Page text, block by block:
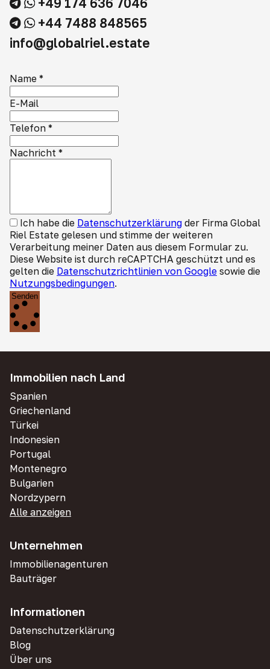
+44 7488 848565
info@globalriel.estate
Name *
E-Mail
Telefon *
Nachricht *
Ich habe die Datenschutzerklärung der Firma Global
Riel Estate gelesen und stimme der weiteren
Verarbeitung meiner Daten aus diesem Formular zu.
Diese Website ist durch reCAPTCHA geschützt und es
gelten die Datenschutzrichtlinien von Google sowie die
Nutzungsbedingungen.
Senden
Immobilien nach Land
Spanien
Griechenland
Türkei
Indonesien
Portugal
Montenegro
Bulgarien
Nordzypern
Alle anzeigen
Unternehmen
Immobilienagenturen
Bauträger
Informationen
Datenschutzerklärung
Blog
Über uns